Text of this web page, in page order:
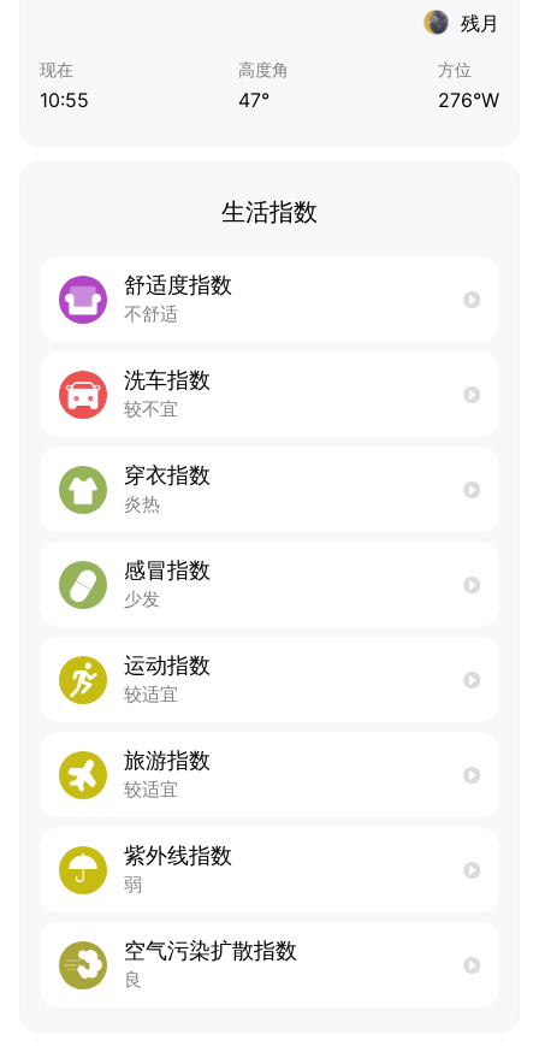
残月
现在
10:55
高度角
47°
方位
276°W
生活指数
舒适度指数
不舒适
洗车指数
较不宜
穿衣指数
炎热
感冒指数
少发
运动指数
较适宜
旅游指数
较适宜
紫外线指数
弱
空气污染扩散指数
良